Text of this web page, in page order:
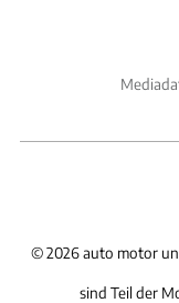
©2026 auto motor
sind Teil der